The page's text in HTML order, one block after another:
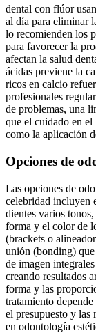
dental con flúor
al día para eliminar
lo recomienden los
para favorecer la
afectan la salud
ácidas previene la
ricos en calcio
profesionales
de problemas, una
que el cuidado en
como la aplicación
Opciones de
Las opciones de
celebridad incluyen
dientes varios
forma y el color de
(brackets o
unión (bonding)
de imagen
creando resultados
forma y las
tratamiento
el presupuesto y las
en odontología